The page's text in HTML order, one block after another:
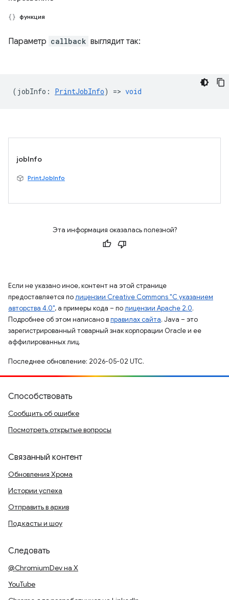
функция
Параметр callback выглядит так:
( jobInfo : PrintJobInfo) => void
jobInfo
PrintJobInfo
Эта информация оказалась полезной?
Если не указано иное, контент на этой странице
предоставляется полицензии Creative Commons "С указанием
авторства 4.0", а примеры кода – полицензии Apache 2.0.
Подробнее об этом написано вправилах сайта. Java – это
зарегистрированный товарный знак корпорации Oracle и ее
аффилированных лиц.
Последнее обновление: 2026-05-02 UTC.
Способствовать
Сообщить об ошибке
Посмотреть открытые вопросы
Связанный контент
Обновления Хрома
Истории успеха
Отправить в архив
Подкасты и шоу
Следовать
@ChromiumDev на X
YouTube